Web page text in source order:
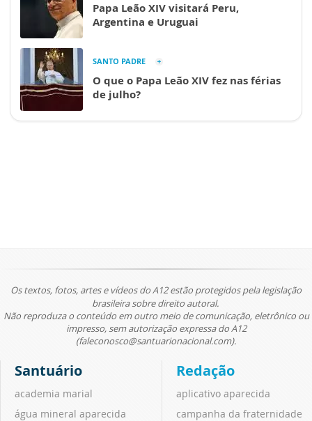
Papa Leão XIV visitará Peru,
Argentina e Uruguai
SANTO PADRE
O que o Papa Leão XIV fez nas férias
de julho?
Os textos, fotos, artes e vídeos do A12 estão protegidos pela legislação
brasileira sobre direito autoral.
Não reproduza o conteúdo em outro meio de comunicação, eletrônico ou
impresso, sem autorização expressa do A12
(faleconosco@santuarionacional.com).
Santuário
academia marial
água mineral aparecida
Redação
aplicativo aparecida
campanha da fraternidade